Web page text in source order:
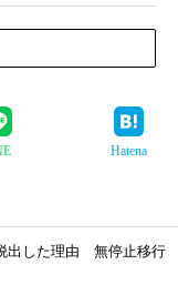
Hatena
出した理由 無停止移行